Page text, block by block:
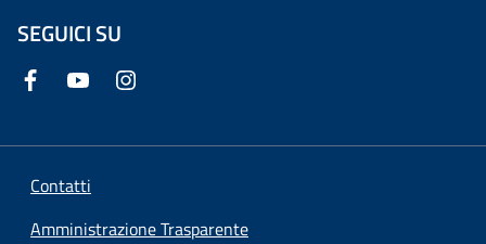
SEGUICI SU
Contatti
Amministrazione Trasparente